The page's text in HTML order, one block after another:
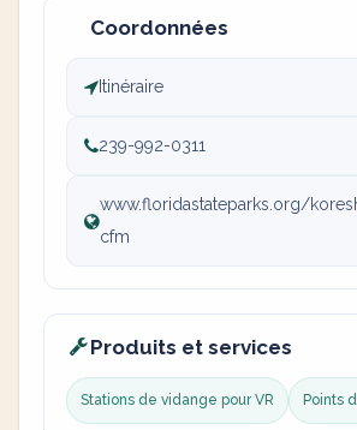
Coordonnées
Itinéraire
239-992-0311
www.floridastateparks.org/
cfm
Produits et services
Stations de vidange pour VR Points